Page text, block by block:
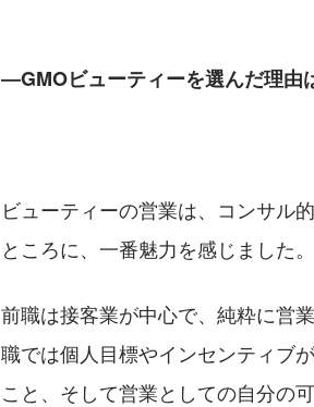
―GMOビューティーを選んだ理由
ビューティーの営業は、コンサル
ところに、一番魅力を感じました。
前職は接客業が中心で、純粋に営
職では個人目標やインセンティブ
こと、そして営業としての自分の